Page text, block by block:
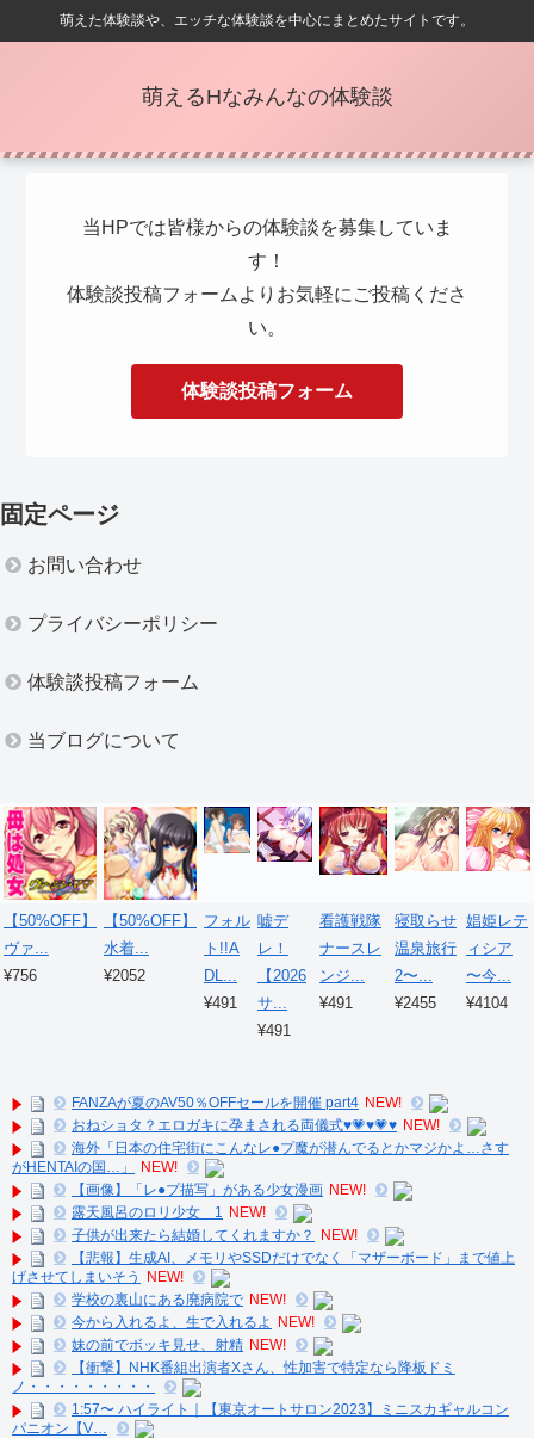
萌えた体験談や、エッチな体験談を中心にまとめたサイトです。
萌えるHなみんなの体験談
当HPでは皆様からの体験談を募集していま
す！
体験談投稿フォームよりお気軽にご投稿くださ
い。
体験談投稿フォーム
固定ページ
お問い合わせ
プライバシーポリシー
体験談投稿フォーム
当ブログについて
【50%OFF】
ヴァ...
¥756
【50%OFF】
水着...
¥2052
フォル
ト!!A
DL...
¥491
嘘デ
レ！
【2026
サ...
¥491
看護戦隊
ナースレ
ンジ...
¥491
寝取らせ
温泉旅行
2〜...
¥2455
娼姫レテ
ィシア
〜今...
¥4104
FANZAが夏のAV50％OFFセールを開催 part4 NEW!
おねショタ？エロガキに孕まされる両儀式♥️💗♥️💗♥️ NEW!
海外「日本の住宅街にこんなレ●プ魔が潜んでるとかマジかよ…さす
がHENTAIの国…」
NEW!
【画像】「レ●プ描写」がある少女漫画 NEW!
露天風呂のロリ少女 1 NEW!
子供が出来たら結婚してくれますか？
NEW!
【悲報】生成AI、メモリやSSDだけでなく「マザーボード」まで値上
げさせてしまいそう
NEW!
学校の裏山にある廃病院で NEW!
今から入れるよ、生で入れるよ
NEW!
妹の前でボッキ見せ、射精 NEW!
【衝撃】NHK番組出演者Xさん、性加害で特定なら降板ドミ
ノ・・・・・・・・・
1:57〜 ハイライト｜【東京オートサロン2023】ミニスカギャルコン
パニオン【V…